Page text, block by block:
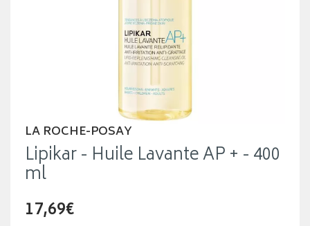
LA ROCHE-POSAY
Lipikar - Huile Lavante AP + - 400
ml
17,69€